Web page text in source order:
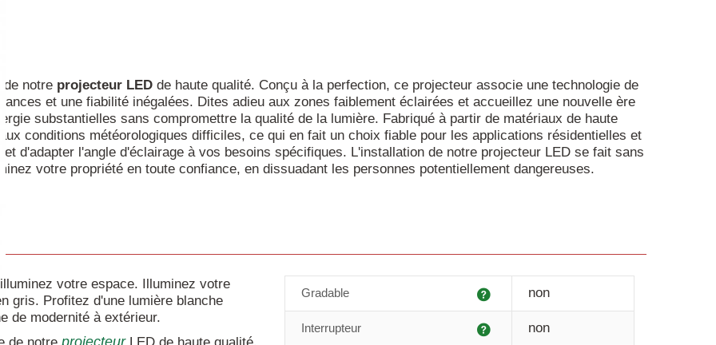
de notre projecteur LED de haute qualité. Conçu à la perfection, ce projecteur associe une technologie de
et une fiabilité inégalées. Dites adieu aux zones faiblement éclairées et accueillez une nouvelle ère
substantielles sans compromettre la qualité de la lumière. Fabriqué à partir de matériaux de haute
conditions météorologiques difficiles, ce qui en fait un choix fiable pour les applications résidentielles et
d'adapter l'angle d'éclairage à vos besoins spécifiques. L'installation de notre projecteur LED se fait sans
votre propriété en toute confiance, en dissuadant les personnes potentiellement dangereuses.
votre espace. Illuminez votre
gris. Profitez d'une lumière blanche
de modernité à extérieur.
de notre projecteurLED de haute qualité.
Explication
Gradable non
Explication
Interrupteur non